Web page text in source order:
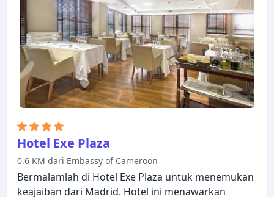
Hotel Exe Plaza
0.6 KM dari Embassy of Cameroon
Bermalamlah di Hotel Exe Plaza untuk menemukan
keajaiban dari Madrid. Hotel ini menawarkan